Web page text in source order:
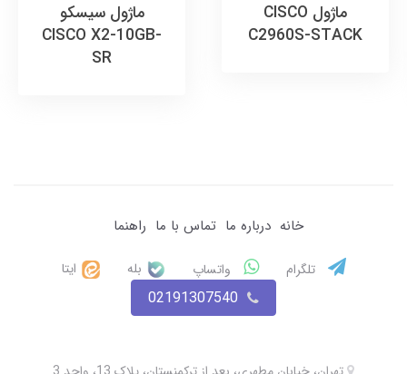
ماژول CISCO
C2960S-STACK
ماژول سیسکو
CISCO X2-10GB-
SR
خانه درباره ما تماس با ما راهنما
تلگرام واتساپ بله ایتا
02191307540